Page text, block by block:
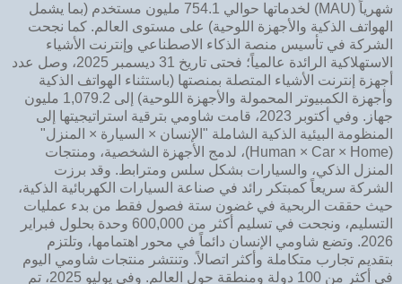
شهرياً (MAU) لخدماتها حوالي 754.1 مليون مستخدم (بما يشمل
الهواتف الذكية والأجهزة اللوحية) على مستوى العالم. كما نجحت
الشركة في تأسيس منصة الذكاء الاصطناعي وإنترنت الأشياء
الاستهلاكية الرائدة عالمياً؛ فحتى تاريخ 31 ديسمبر 2025، وصل عدد
أجهزة إنترنت الأشياء المتصلة بمنصتها (باستثناء الهواتف الذكية
وأجهزة الكمبيوتر المحمولة والأجهزة اللوحية) إلى 1,079.2 مليون
جهاز. وفي أكتوبر 2023، قامت شاومي بترقية استراتيجيتها إلى
المنظومة البيئية الذكية الشاملة "الإنسان × السيارة × المنزل"
(Human × Car × Home)، لدمج الأجهزة الشخصية، ومنتجات
المنزل الذكي، والسيارات بشكل سلس ومترابط. وقد برزت
الشركة سريعاً كمبتكر رائد في صناعة السيارات الكهربائية الذكية،
حيث حققت الربحية في غضون ستة فصول فقط من بدء عمليات
التسليم، ونجحت في تسليم أكثر من 600,000 وحدة بحلول فبراير
2026. وتضع شاومي الإنسان دائماً في محور اهتمامها، وتلتزم
بتقديم تجارب متكاملة وأكثر اتصالاً. وتنتشر منتجات شاومي اليوم
في أكثر من 100 دولة ومنطقة حول العالم. وفي يوليو 2025، تم